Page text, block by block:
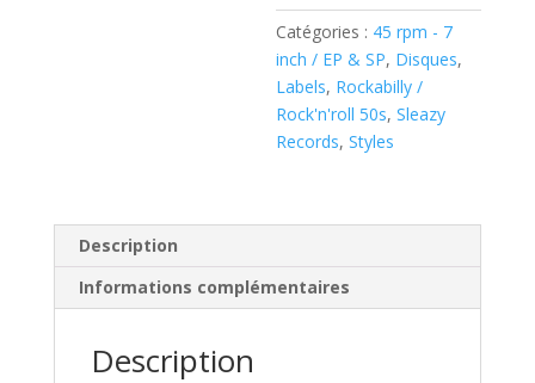
(
7"
Vinyl
EP
)
SLEAZY
Catégories : 45 rpm - 7
inch / EP & SP, Disques,
Labels, Rockabilly /
Rock'n'roll 50s,Sleazy
Records,Styles
Description
Informations complémentaires
Description